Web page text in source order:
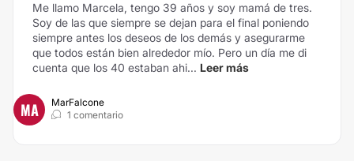
Me llamo Marcela, tengo 39 años y soy mamá de tres.
Soy de las que siempre se dejan para el final poniendo
siempre antes los deseos de los demás y asegurarme
que todos están bien alrededor mío. Pero un día me di
cuenta que los 40 estaban ahi... Leer más
MA
MarFalcone
1 comentario